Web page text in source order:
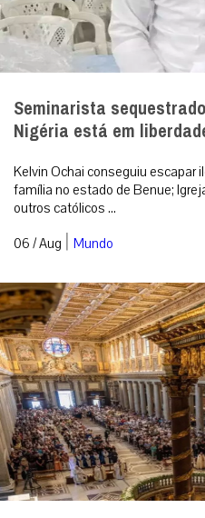
Seminarista
Nigéria está em
Kelvin Ochai conseguiu escapar
família no estado de Benue;
outros católicos ...
06 / Aug | Mundo